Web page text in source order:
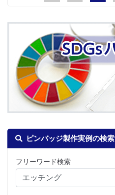
ピンバッジ製作実例の検索
フリーワード検索
Search